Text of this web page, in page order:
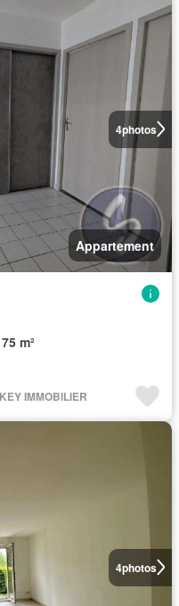
4photos
Appartement
75 m²
IMMOBILIER
4photos